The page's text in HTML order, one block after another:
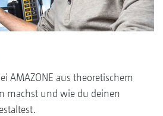
AMAZONE aus theoretischem
machst und wie du deinen